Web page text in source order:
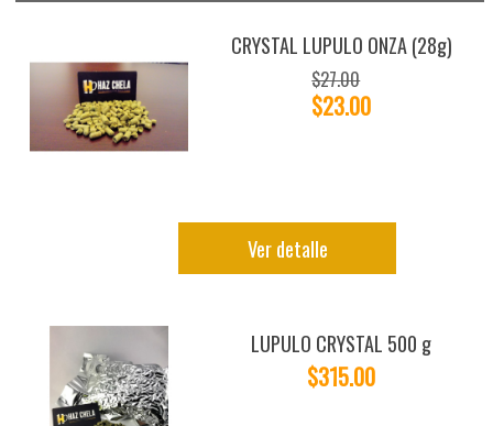
CRYSTAL LUPULO ONZA (28g)
$27.00
$23.00
Ver detalle
LUPULO CRYSTAL 500 g
$315.00